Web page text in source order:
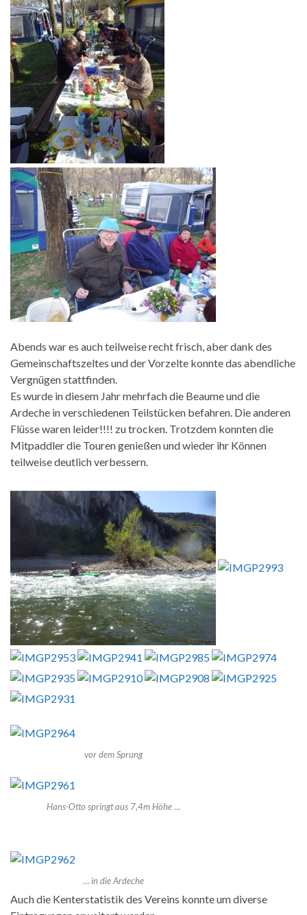
Abends war es auch teilweise recht frisch, aber dank des
Gemeinschaftszeltes und der Vorzelte konnte das abendliche
Vergnügen stattfinden.
Es wurde in diesem Jahr mehrfach die Beaume und die
Ardeche in verschiedenen Teilstücken befahren. Die anderen
Flüsse waren leider!!!! zu trocken. Trotzdem konnten die
Mitpaddler die Touren genießen und wieder ihr Können
teilweise deutlich verbessern.
vor dem Sprung
Hans-Otto springt aus 7,4m Höhe …
… in die Ardeche
Auch die Kenterstatistik des Vereins konnte um diverse